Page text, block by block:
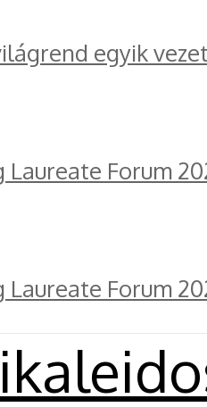
egyik
Laureate Forum
Laureate Forum